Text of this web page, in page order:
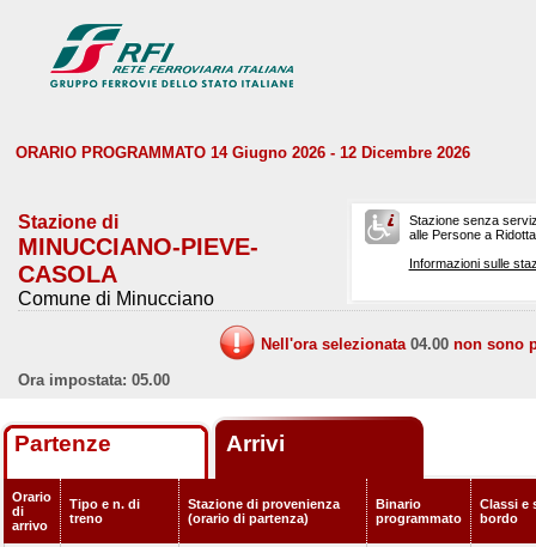
ORARIO PROGRAMMATO 14 Giugno 2026 - 12 Dicembre 2026
Stazione di
MINUCCIANO-PIEVE-
CASOLA
Comune di Minucciano
Stazione senza
alle Persone a
Informazioni sulle
Nell'ora selezionata 04.00 non sono
Ora impostata: 05.00
Partenze Arrivi
Orario
di
arrivo
Tipo e n. di
treno
Stazione di provenienza
(orario di partenza)
Binario
programmato
Classi e
bordo